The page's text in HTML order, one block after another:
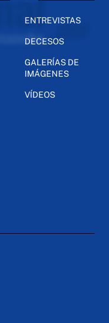
ENTREVISTAS
DECESOS
GALERÍAS DE
IMÁGENES
VÍDEOS